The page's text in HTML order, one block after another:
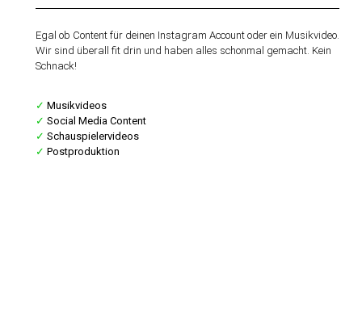
Egal ob Content für deinen Instagram Account oder ein Musikvideo.
Wir sind überall fit drin und haben alles schonmal gemacht. Kein
Schnack!
✓ Musikvideos
✓ Social Media Content
✓ Schauspielervideos
✓ Postproduktion